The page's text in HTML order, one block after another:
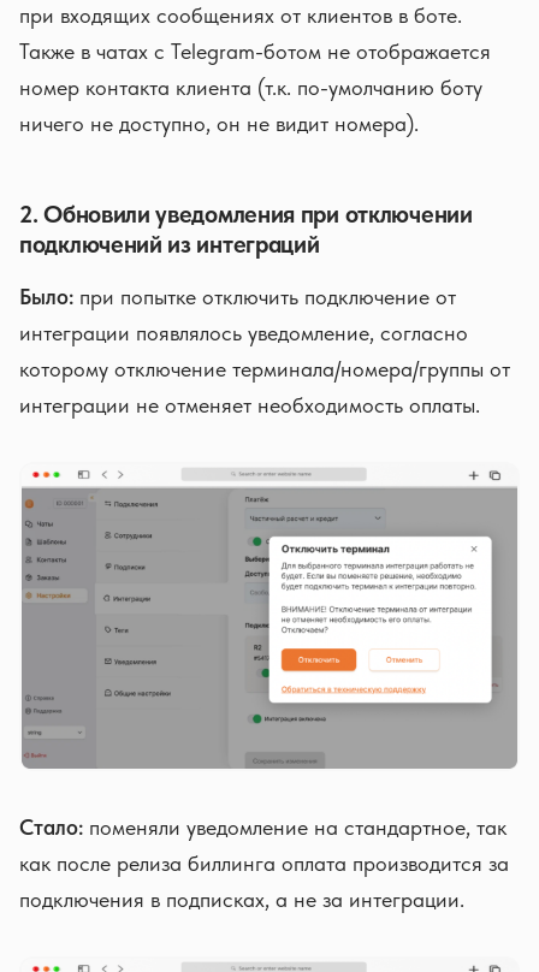
при входящих сообщениях от клиентов в боте.
Также в чатах с Telegram-ботом не отображается
номер контакта клиента (т.к. по-умолчанию боту
ничего не доступно, он не видит номера).
2. Обновили уведомления при отключении
подключений из интеграций
Было: при попытке отключить подключение от
интеграции появлялось уведомление, согласно
которому отключение терминала/номера/группы от
интеграции не отменяет необходимость оплаты.
Стало: поменяли уведомление на стандартное, так
как после релиза биллинга оплата производится за
подключения в подписках, а не за интеграции.